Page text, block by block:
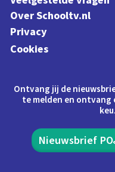
Over Schooltv.nl
Privacy
Cookies
Ontvang jij de
te melden en ontvang
Nieuwsbrief PO